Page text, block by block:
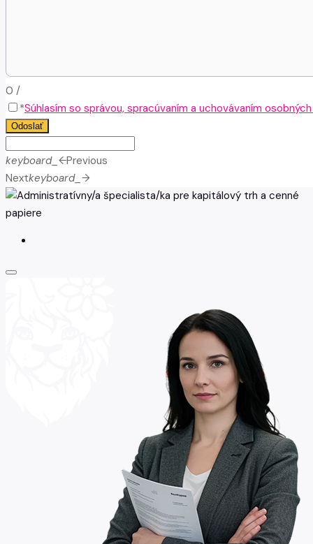
0 /
*Súhlasím so správou, spracúvaním a uchovávaním
Odoslať
keyboard_arrow_leftPrevious
Nextkeyboard_arrow_right